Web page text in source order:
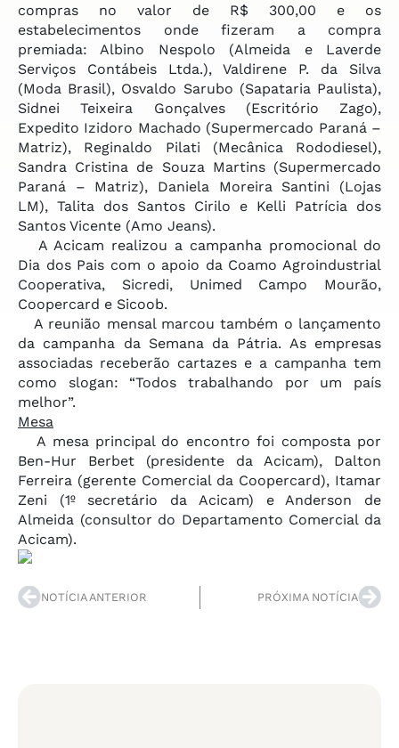
compras no valor de R$ 300,00 e os
estabelecimentos onde fizeram a compra
premiada: Albino Nespolo (Almeida e Laverde
Serviços Contábeis Ltda.), Valdirene P. da Silva
(Moda Brasil), Osvaldo Sarubo (Sapataria Paulista),
Sidnei Teixeira Gonçalves (Escritório Zago),
Expedito Izidoro Machado (Supermercado Paraná –
Matriz), Reginaldo Pilati (Mecânica Rododiesel),
Sandra Cristina de Souza Martins (Supermercado
Paraná – Matriz), Daniela Moreira Santini (Lojas
LM), Talita dos Santos Cirilo e Kelli Patrícia dos
Santos Vicente (Amo Jeans).
A Acicam realizou a campanha promocional do
Dia dos Pais com o apoio da Coamo Agroindustrial
Cooperativa, Sicredi, Unimed Campo Mourão,
Coopercard e Sicoob.
A reunião mensal marcou também o lançamento
da campanha da Semana da Pátria. As empresas
associadas receberão cartazes e a campanha tem
como slogan: “Todos trabalhando por um país
melhor”.
Mesa
A mesa principal do encontro foi composta por
Ben-Hur Berbet (presidente da Acicam), Dalton
Ferreira (gerente Comercial da Coopercard), Itamar
Zeni (1º secretário da Acicam) e Anderson de
Almeida (consultor do Departamento Comercial da
Acicam).
NOTÍCIA ANTERIOR PRÓXIMA NOTÍCIA